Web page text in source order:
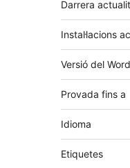
Darrera
Instal·lacions
Versió del
Provada fins a
Idioma
Etiquetes